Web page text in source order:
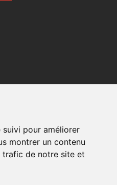
pour améliorer
montrer un contenu
trafic de notre site et